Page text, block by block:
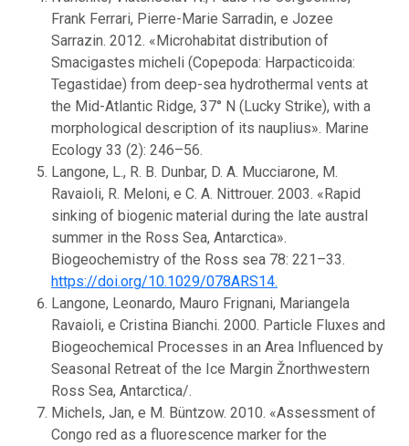
Frank Ferrari, Pierre-Marie Sarradin, e Jozee
Sarrazin. 2012. «Microhabitat distribution of
Smacigastes micheli (Copepoda: Harpacticoida:
Tegastidae) from deep-sea hydrothermal vents at
the Mid-Atlantic Ridge, 37° N (Lucky Strike), with a
morphological description of its nauplius». Marine
Ecology 33 (2): 246–56.
Langone, L., R. B. Dunbar, D. A. Mucciarone, M.
Ravaioli, R. Meloni, e C. A. Nittrouer. 2003. «Rapid
sinking of biogenic material during the late austral
summer in the Ross Sea, Antarctica».
Biogeochemistry of the Ross sea 78: 221–33.
https://doi.org/10.1029/078ARS14.
Langone, Leonardo, Mauro Frignani, Mariangela
Ravaioli, e Cristina Bianchi. 2000. Particle Fluxes and
Biogeochemical Processes in an Area Influenced by
Seasonal Retreat of the Ice Margin Žnorthwestern
Ross Sea, Antarctica/.
Michels, Jan, e M. Büntzow. 2010. «Assessment of
Congo red as a fluorescence marker for the